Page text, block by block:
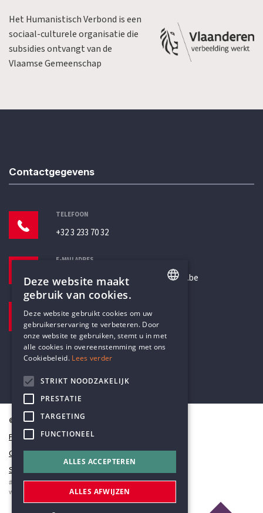
Het Humanistisch Verbond is een
sociaal-culturele organisatie die
subsidies ontvangt van de
Vlaamse Gemeenschap
Contactgegevens
TELEFOON
+32 3 233 70 32
E-MAILADRES
secretariaat@humanistischverbond.be
Pottenbrug 4
Antwerpen, 2000
© Humanistisch Verbond 2026
Privacy
Cookiestatement
Sitemap
#codedwithlove byCodelines
webapplicaties
mobiele apps&maatwerk websites
DUTCH
Deze website maakt
gebruik van cookies.
Deze website gebruikt cookies om uw
gebruikerservaring te verbeteren. Door
onze website te gebruiken, stemt u in met
alle cookies in overeenstemming met ons
Cookiebeleid. Lees verder
STRIKT NOODZAKELIJK
PRESTATIE
TARGETING
FUNCTIONEEL
ALLES ACCEPTEREN
ALLES AFWIJZEN